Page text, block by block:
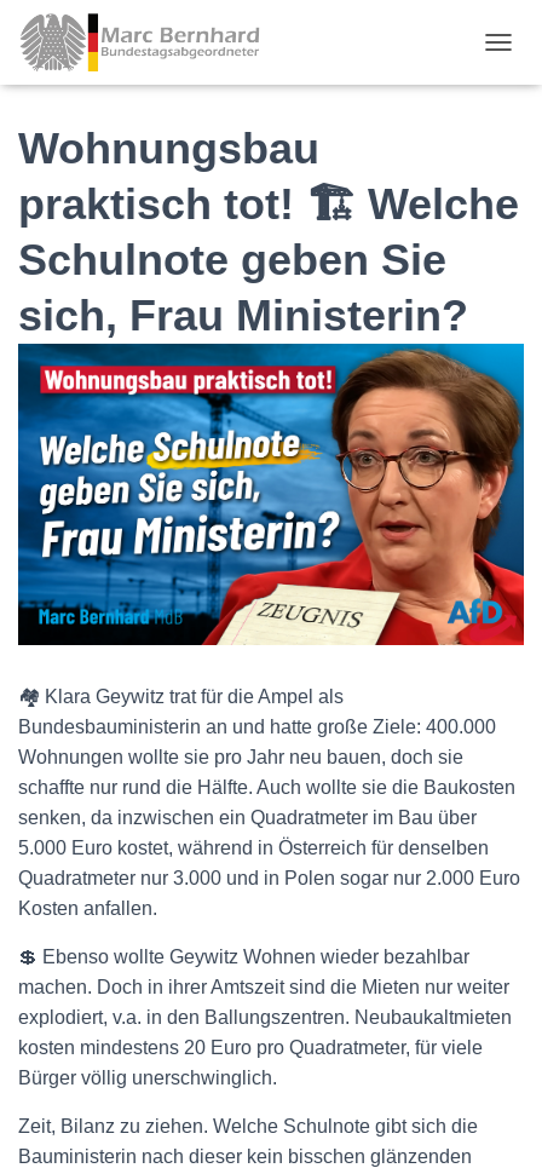
Wohnungsbau
praktisch tot! 🏗 Welche
Schulnote geben Sie
sich, Frau Ministerin?
🏘 Klara Geywitz trat für die Ampel als
Bundesbauministerin an und hatte große Ziele: 400.000
Wohnungen wollte sie pro Jahr neu bauen, doch sie
schaffte nur rund die Hälfte. Auch wollte sie die Baukosten
senken, da inzwischen ein Quadratmeter im Bau über
5.000 Euro kostet, während in Österreich für denselben
Quadratmeter nur 3.000 und in Polen sogar nur 2.000 Euro
Kosten anfallen.
💲 Ebenso wollte Geywitz Wohnen wieder bezahlbar
machen. Doch in ihrer Amtszeit sind die Mieten nur weiter
explodiert, v.a. in den Ballungszentren. Neubaukaltmieten
kosten mindestens 20 Euro pro Quadratmeter, für viele
Bürger völlig unerschwinglich.
Zeit, Bilanz zu ziehen. Welche Schulnote gibt sich die
Bauministerin nach dieser kein bisschen glänzenden